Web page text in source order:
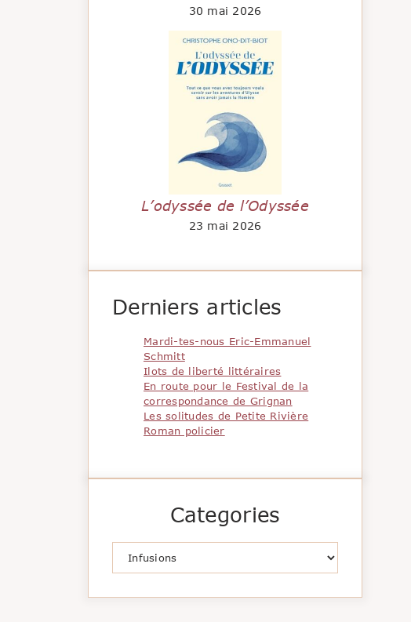
30 mai 2026
L’odyssée de l’Odyssée
23 mai 2026
Derniers articles
Mardi-tes-nous Eric-Emmanuel
Schmitt
Ilots de liberté littéraires
En route pour le Festival de la
correspondance de Grignan
Les solitudes de Petite Rivière
Roman policier
Categories